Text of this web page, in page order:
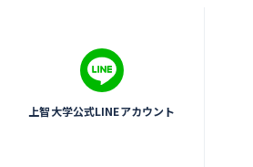
上智大学公式LINEアカウント